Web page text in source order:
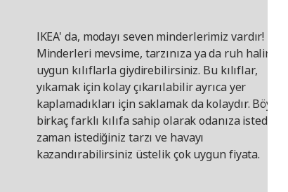
IKEA' da, modayı seven minderlerimiz vardır!
Minderleri mevsime, tarzınıza ya da ruh halinize
uygun kılıflarla giydirebilirsiniz. Bu kılıflar,
yıkamak için kolay çıkarılabilir ayrıca yer
kaplamadıkları için saklamak da kolaydır. Böylece
birkaç farklı kılıfa sahip olarak odanıza istediğiniz
zaman istediğiniz tarzı ve havayı
kazandırabilirsiniz üstelik çok uygun fiyata.